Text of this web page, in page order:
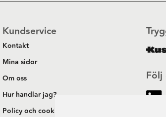
Kundservice
Kontakt
Mina sidor
Om oss
Hur handlar jag?
Policy och cookies
Följ